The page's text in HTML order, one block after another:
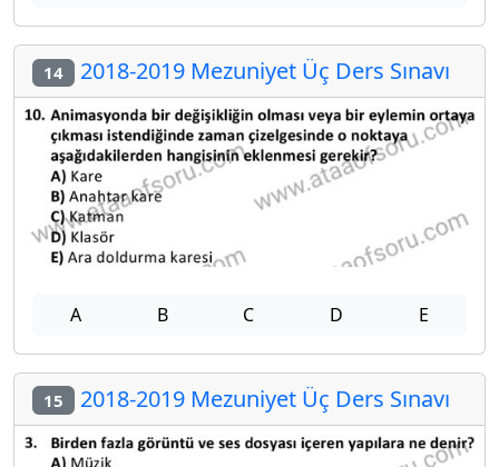
14 2018-2019 Mezuniyet Üç Ders Sınavı
A B C D E
15 2018-2019 Mezuniyet Üç Ders Sınavı